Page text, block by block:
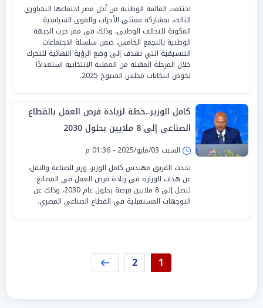
اختتمت القائمة الوطنية من أجل مصر اجتماعها التشاوري
الثالث، بمشاركة ممثلي الأحزاب والقوى السياسية
المكونة للتحالف الوطني، وذلك في مقر حزب الجبهة
الوطنية بالتجمع الخامس، ضمن سلسلة الاجتماعات
التنسيقية التي تهدف إلى وضع الرؤية النهائية للتحرك
خلال المرحلة المقبلة من العملية الانتخابية استعدادًا
لخوض انتخابات مجلس الشيوخ 2025.
كامل الوزير..خطة لزيادة فرص العمل بالقطاع
الصناعي إلى 8 ملايين بحلول 2030
السبت 03/مايو/2025 - 01:36 م
تحدث الفريق مهندس كامل الوزير، وزير الصناعة والنقل،
عن هدف الوزارة في زيادة فرص العمل في المصانع
لتصل إلى 8 ملايين فرصة بحلول عام 2030، وذلك عن
التوجهات المستقبلية في القطاع الصناعي المصري.
1
2